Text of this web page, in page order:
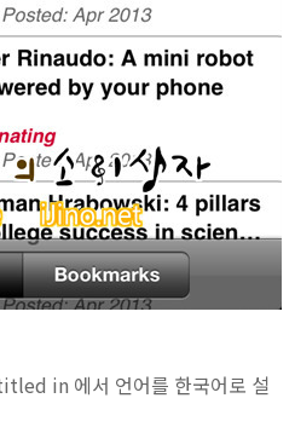
in 에서 언어를 한국어로 설